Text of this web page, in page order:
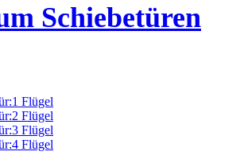
Schiebetüren
Flügel
Flügel
Flügel
Flügel